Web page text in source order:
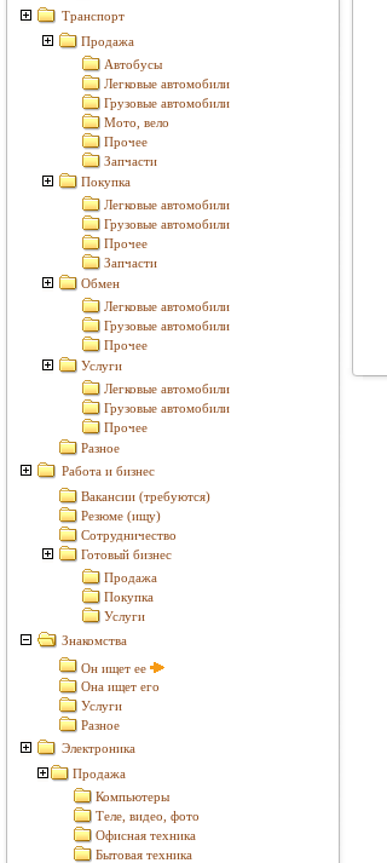
Транспорт
Продажа
Автобусы
Легковые автомобили
Грузовые автомобили
Мото, вело
Прочее
Запчасти
Покупка
Легковые автомобили
Грузовые автомобили
Прочее
Запчасти
Обмен
Легковые автомобили
Грузовые автомобили
Прочее
Услуги
Легковые автомобили
Грузовые автомобили
Прочее
Разное
Работа и бизнес
Вакансии (требуются)
Резюме (ищу)
Сотрудничество
Готовый бизнес
Продажа
Покупка
Услуги
Знакомства
Он ищет ее
Она ищет его
Услуги
Разное
Электроника
Продажа
Компьютеры
Теле, видео, фото
Офисная техника
Бытовая техника